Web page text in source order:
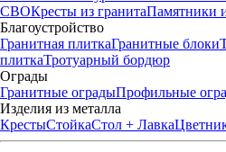
СВОКресты из гранитаПамятники
Благоустройство
Гранитная плиткаГранитные блоки
плиткаТротуарный бордюр
Ограды
Гранитные оградыПрофильные
Изделия из металла
КрестыСтойкаСтол + Лавка